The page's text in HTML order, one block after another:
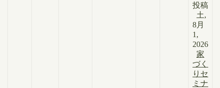
投稿
土,
8月
1,
2026
家
づく
りセ
ミナ